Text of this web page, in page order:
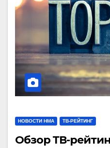
НОВОСТИ НМА ТВ-РЕЙТИНГ
Обзор ТВ-